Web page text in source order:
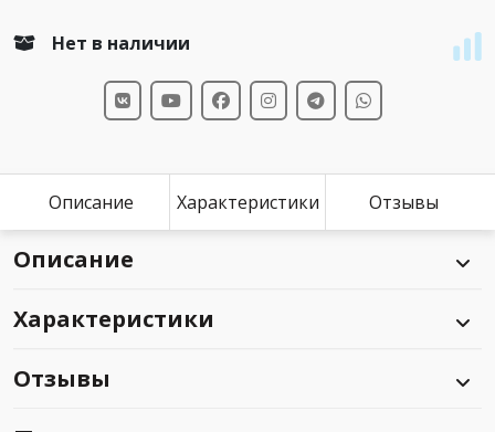
Нет в наличии
Описание Характеристики Отзывы
Описание
Характеристики
Отзывы